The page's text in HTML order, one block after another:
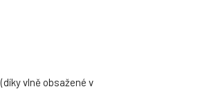
vlně obsažené v